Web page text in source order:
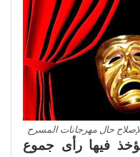
حال مهرجانات المسرح
فيها رأى جموع